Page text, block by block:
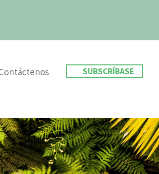
SUBSCRÍBASE